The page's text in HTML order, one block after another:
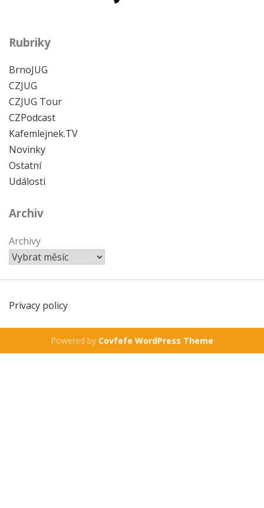
Rubriky
BrnoJUG
CZJUG
CZJUG Tour
CZPodcast
Kafemlejnek.TV
Novinky
Ostatní
Události
Archiv
Archivy
Privacy policy
Powered by Covfefe WordPress Theme